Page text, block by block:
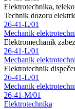
Elektrotechnika,
Technik dozoru
26-41-L/01
Mechanik
Elektromechanik
26-41-L/01
Mechanik
Elektrotechnik
26-41-L/01
Mechanik
26-41-M/01
Elektrotechnika